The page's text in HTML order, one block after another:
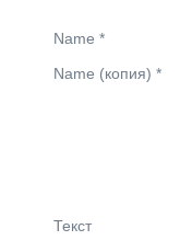
Name *
Name (копия) *
Текст